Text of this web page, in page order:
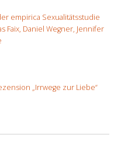
empirica Sexualitätsstudie
Faix, Daniel Wegner, Jennifer
„Irrwege zur Liebe“